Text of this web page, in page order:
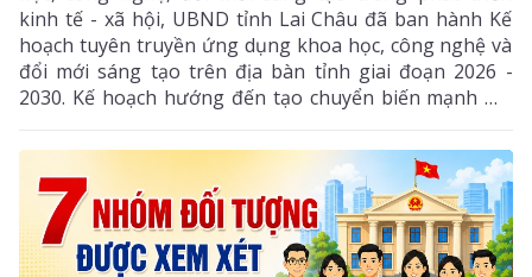
kinh tế - xã hội, UBND tỉnh Lai Châu đã ban hành Kế
hoạch tuyên truyền ứng dụng khoa học, công nghệ và
đổi mới sáng tạo trên địa bàn tỉnh giai đoạn 2026 -
2030. Kế hoạch hướng đến tạo chuyển biến mạnh mẽ
từ nhận thức đến hành động, phát huy vai trò của
khoa học, công nghệ, đổi mới sáng tạo và chuyển đổi
số, góp phần thực hiện hiệu quả các mục tiêu phát
triển của tỉnh trong giai đoạn mới.